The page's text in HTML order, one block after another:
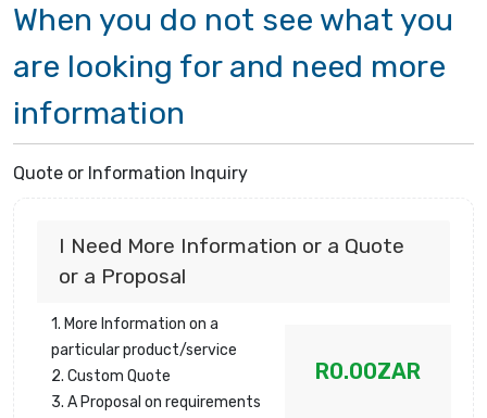
When you do not see what you
are looking for and need more
information
Quote or Information Inquiry
I Need More Information or a Quote
or a Proposal
1. More Information on a
particular product/service
2. Custom Quote
3. A Proposal on requirements
R0.00ZAR